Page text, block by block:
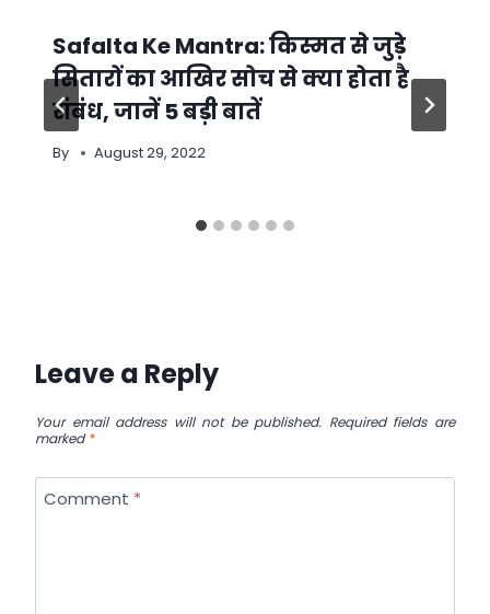
Safalta Ke Mantra: किस्मत से जुड़े
सितारों का आखिर सोच से क्या होता है
संबंध, जानें 5 बड़ी बातें
By August 29, 2022
Leave a Reply
Your email address will not be published. Required fields are
marked*
Comment *